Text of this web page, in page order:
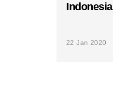
Indonesia
22 Jan 2020